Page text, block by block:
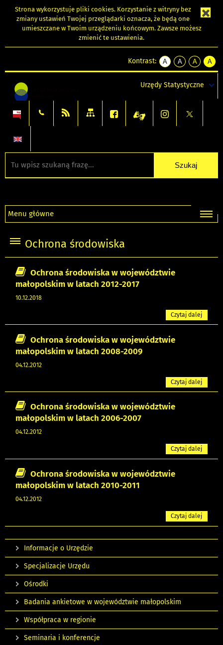
Strona wykorzystuje pliki cookies. Korzystanie z witryny bez
zmiany ustawień Twojej przeglądarki oznacza, że będą one
umieszczane w Twoim urządzeniu końcowym. Zawsze możesz
zmienić te ustawienia.
Kontrast:
A
kontrast
A
kontrast
tekst
czarnym
A
kontrast
tekst
czarnym
A
tekst
żółtym
Urzędy Statystyczne
Menu główne
Ochrona środowiska
Ochrona środowiska w województwie
małopolskim w latach 2012-2017
10.12.2018
Czytaj dalej
Ochrona środowiska w województwie
małopolskim w latach 2008-2009
04.12.2012
Czytaj dalej
Ochrona środowiska w województwie
małopolskim w latach 2006-2007
04.12.2012
Czytaj dalej
Ochrona środowiska w województwie
małopolskim w latach 2010-2011
04.12.2012
Czytaj dalej
Informacje o Urzędzie
Specjalizacje Urzędu
Ośrodki
Badania ankietowe w województwie małopolskim
Współpraca w regionie
Seminaria i konferencje